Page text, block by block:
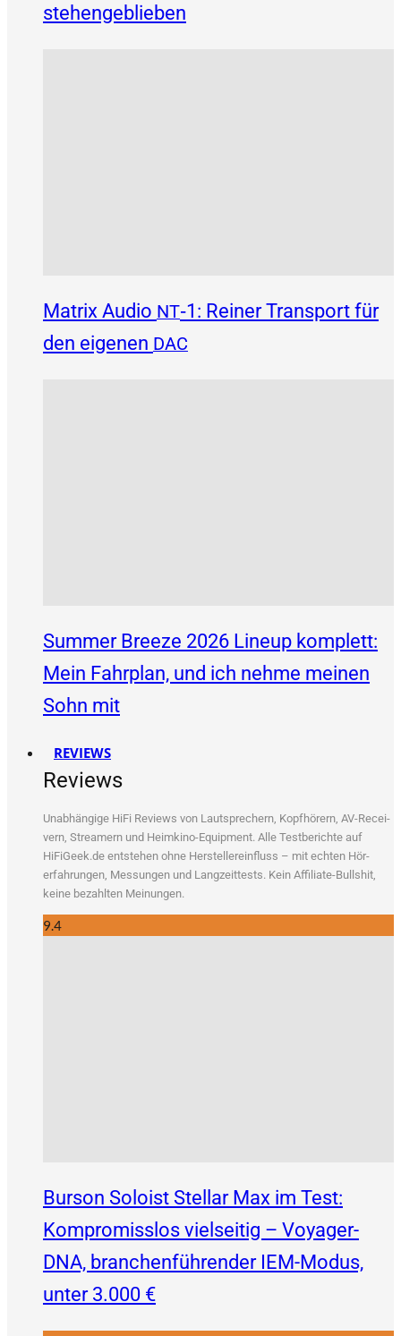
stehengeblieben
Matrix Audio NT‑1: Reiner Transport für
den eigenen DAC
Summer Breeze 2026 Lineup komplett:
Mein Fahrplan, und ich nehme meinen
Sohn mit
REVIEWS
Reviews
Unab­hän­gi­ge HiFi Reviews von Laut­spre­chern, Kopf­hö­rern, AV-Recei­
vern, Strea­mern und Heim­ki­no-Equip­ment. Alle Test­be­rich­te auf
HiFiGeek.de ent­ste­hen ohne Her­stel­ler­ein­fluss – mit ech­ten Hör­
erfah­run­gen, Mes­sun­gen und Lang­zeit­tests. Kein Affi­lia­te-Bull­shit,
kei­ne bezahl­ten Meinungen.
9.4
Burson Soloist Stellar Max im Test:
Kompromisslos vielseitig – Voyager-
DNA, branchenführender IEM-Modus,
unter 3.000 €